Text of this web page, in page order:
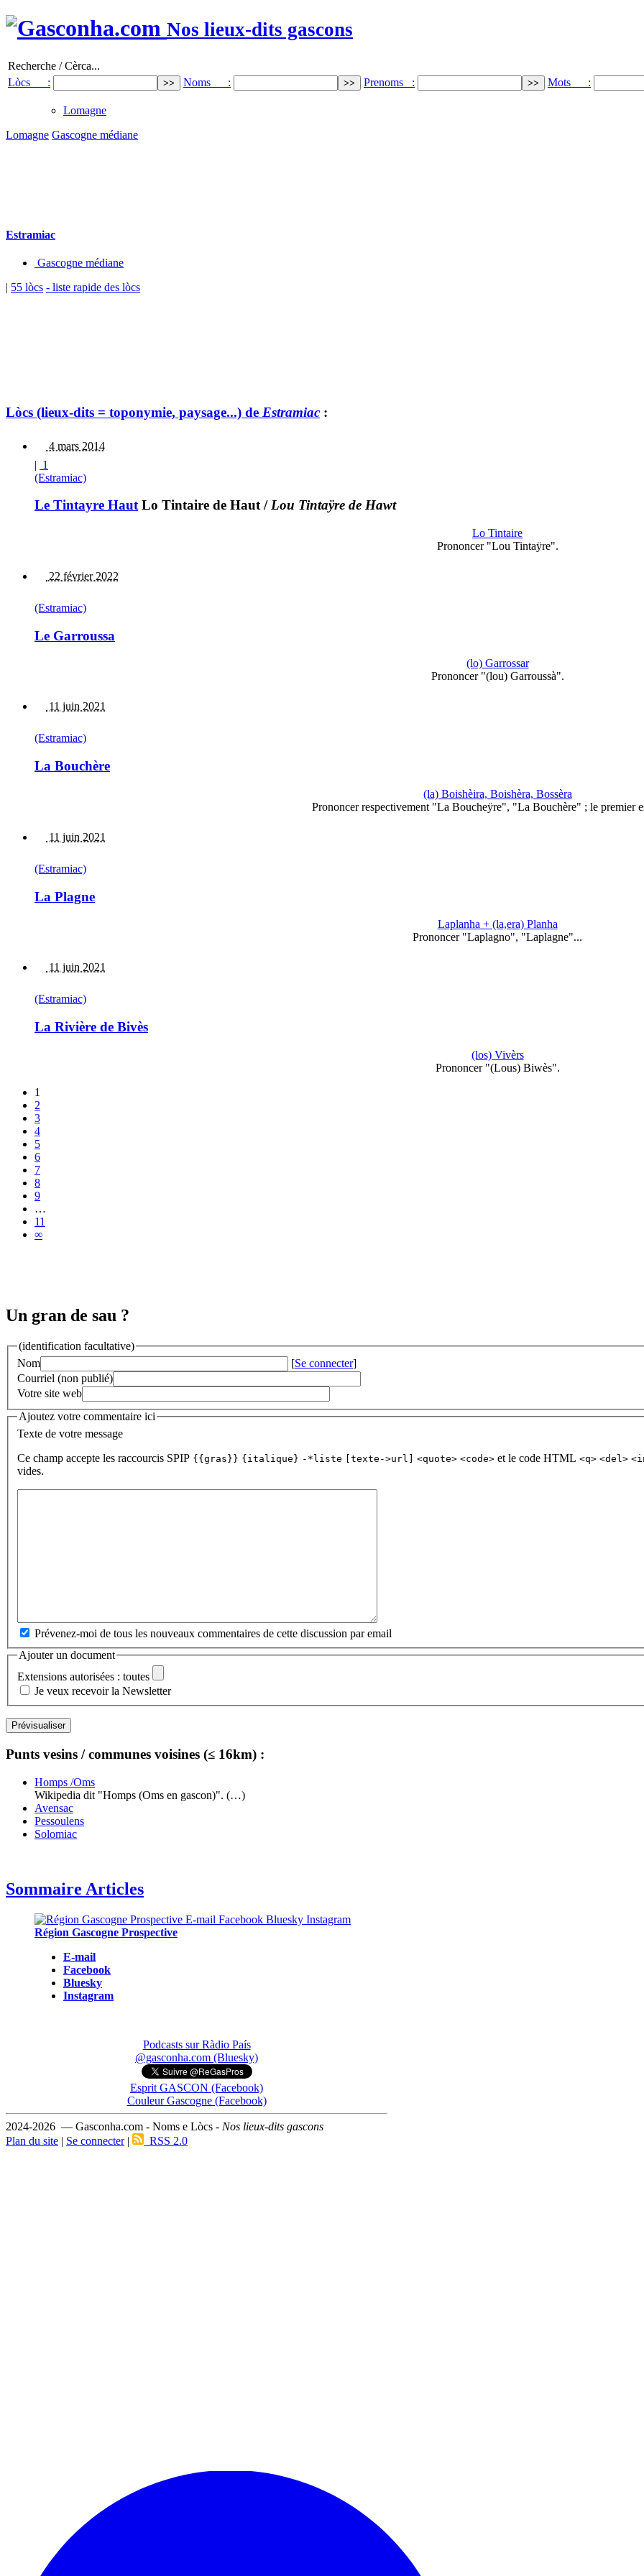
Nos lieux-dits gascons
Recherche / Cèrca...
Lòcs :
Noms : Prenoms : Mots :
Lomagne
Lomagne Gascogne médiane
Estramiac
Gascogne médiane
| 55 lòcs - liste rapide des lòcs
Lòcs (lieux-dits = toponymie, paysage...) de Estramiac :
4 mars 2014
| 1
(Estramiac)
Le Tintayre HautLo Tintaire de Haut/Lou Tintaÿre de Hawt
Lo Tintaire
Prononcer "Lou Tintaÿre".
22 février 2022
(Estramiac)
Le Garroussa
(lo) Garrossar
Prononcer "(lou) Garroussà".
11 juin 2021
(Estramiac)
La Bouchère
(la) Boishèira, Boishèra, Bossèra
Prononcer respectivement "La Boucheÿre", "La Bouchère" ; le premier
11 juin 2021
(Estramiac)
La Plagne
Laplanha + (la,era) Planha
Prononcer "Laplagno", "Laplagne"...
11 juin 2021
(Estramiac)
La Rivière de Bivès
(los) Vivèrs
Prononcer "(Lous) Biwès".
1
2
3
4
5
6
7
8
9
…
11
∞
Un gran de sau ?
(identification facultative)
Nom
[Se connecter]
Courriel (non publié)
Votre site web
Ajoutez votre commentaire ici
Texte de votre message
Ce champ accepte les raccourcis SPIP {{gras}} {italique} -*liste [texte->url] <quote> <code> et le code HTML <q> <del>
vides.
Prévenez-moi de tous les nouveaux commentaires de cette discussion par email
Ajouter un document
Extensions autorisées : toutes
Je veux recevoir la Newsletter
Punts vesins / communes voisines (≤ 16km) :
Homps /Oms
Wikipedia dit "Homps (Oms en gascon)". (…)
Avensac
Pessoulens
Solomiac
Sommaire Articles
Région Gascogne Prospective
E-mail
Facebook
Bluesky
Instagram
Podcasts sur Ràdio País
@gasconha.com (Bluesky)
Esprit GASCON (Facebook)
Couleur Gascogne (Facebook)
2024-2026 — Gasconha.com - Noms e Lòcs - Nos lieux-dits gascons
Plan du site | Se connecter| RSS 2.0